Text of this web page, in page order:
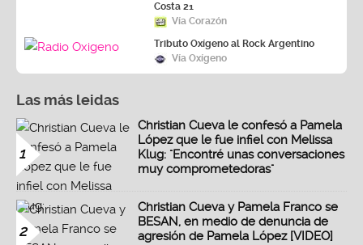
Costa 21
Vía Corazón
Tributo Oxígeno al Rock Argentino
Vía Oxígeno
Las más leidas
1
Christian Cueva le confesó a Pamela
López que le fue infiel con Melissa
Klug: "Encontré unas conversaciones
muy comprometedoras"
2
Christian Cueva y Pamela Franco se
BESAN, en medio de denuncia de
agresión de Pamela López [VIDEO]